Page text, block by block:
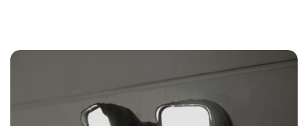
Operating Temperature: -22°F to 122°F
Power Cord Rating: SJTW (Hard service,
thermoplastic cable, S: service, J: junior, T:
thermoplastic, W: weather-approved)
Cable Wire: 18 AWG
Wyze Cam Floodlight Plug-in Mount
1x Wyze Cam Floodlight Plug-in Mount
1x Floodlight Pro mounting kit (silicone ring, long